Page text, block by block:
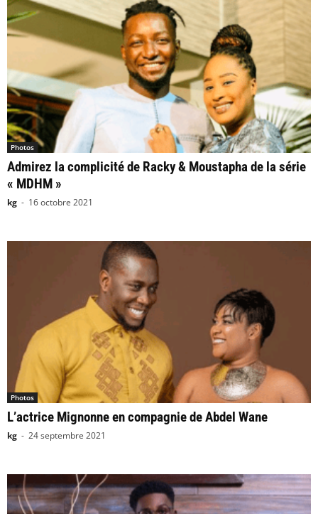
Photos
Admirez la complicité de Racky & Moustapha de la série
« MDHM »
kg - 16 octobre 2021
Photos
L’actrice Mignonne en compagnie de Abdel Wane
kg - 24 septembre 2021